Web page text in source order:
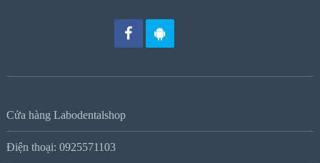
Cửa hàng Labodentalshop
Điện thoại: 0925571103